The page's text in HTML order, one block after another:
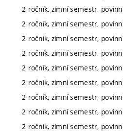
2 ročník, zimní semestr,
2 ročník, zimní semestr,
2 ročník, zimní semestr,
2 ročník, zimní semestr,
2 ročník, zimní semestr,
2 ročník, zimní semestr,
2 ročník, zimní semestr,
2 ročník, zimní semestr,
2 ročník, zimní semestr,